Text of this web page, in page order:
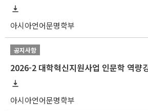
아시아언어문명학부
공지사항
아시아언어문명학부